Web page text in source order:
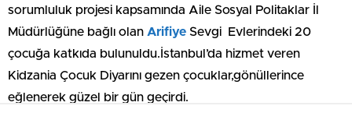
sorumluluk projesi kapsamında Aile Sosyal Politaklar İl
Müdürlüğüne bağlı olan Arifiye Sevgi Evlerindeki 20
çocuğa katkıda bulunuldu.İstanbul’da hizmet veren
Kidzania Çocuk Diyarını gezen çocuklar,gönüllerince
eğlenerek güzel bir gün geçirdi.